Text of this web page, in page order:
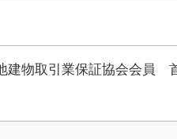
物取引業保証協会会員